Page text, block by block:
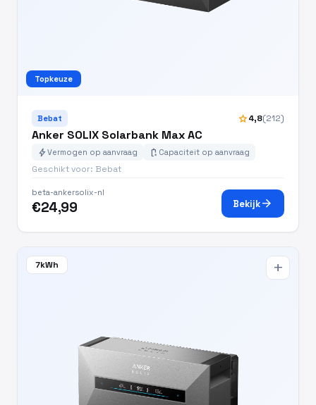
Topkeuze
Bebat star4,8(212)
Anker SOLIX Solarbank Max AC
boltVermogen op aanvraag battery_charging_full Capaciteit op aanvraag
Geschikt voor: Bebat
beta-ankersolix-nl
€24,99 Bekijkarrow_forward
7kWh add